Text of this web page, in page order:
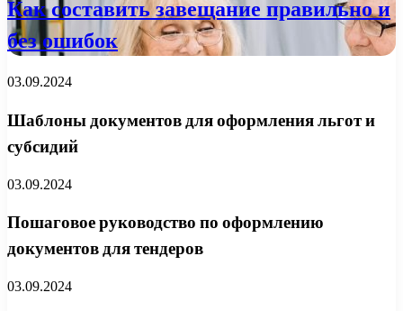
Как составить завещание правильно и
без ошибок
03.09.2024
Шаблоны документов для оформления льгот и
субсидий
03.09.2024
Пошаговое руководство по оформлению
документов для тендеров
03.09.2024